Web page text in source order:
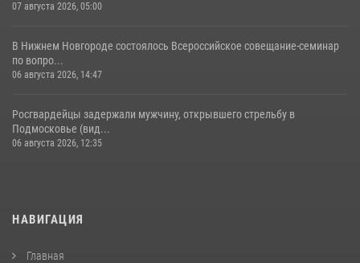
07 августа 2026, 05:00
В Нижнем Новгороде состоялось Всероссийское совещание-семинар
по вопро...
06 августа 2026, 14:47
Росгвардейцы задержали мужчину, открывшего стрельбу в
Подмосковье (вид...
06 августа 2026, 12:35
НАВИГАЦИЯ
Главная